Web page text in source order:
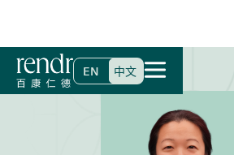
EN 中文
首頁>尋找醫生>劉丹艾 護理醫師